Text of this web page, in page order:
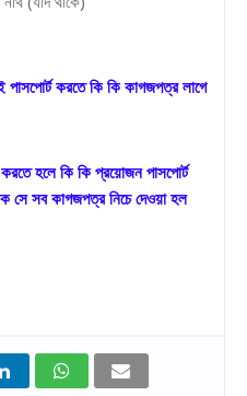
করতে কি কি কাগজপত্র লাগে
হলে কি কি প্রয়োজন পাসপোর্ট
সে সব কাগজপত্র নিচে দেওয়া হল